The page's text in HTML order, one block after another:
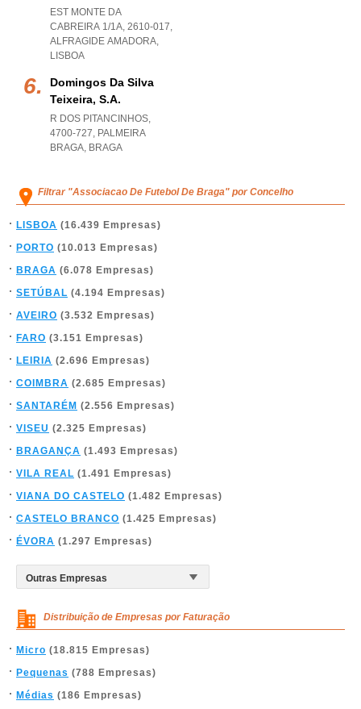
EST MONTE DA
CABREIRA 1/1A, 2610-017,
ALFRAGIDE AMADORA,
LISBOA
Domingos Da Silva
Teixeira, S.a.
R DOS PITANCINHOS,
4700-727, PALMEIRA
BRAGA, BRAGA
Filtrar "Associacao De Futebol De Braga" por Concelho
LISBOA (16.439 Empresas)
PORTO (10.013 Empresas)
BRAGA (6.078 Empresas)
SETÚBAL (4.194 Empresas)
AVEIRO (3.532 Empresas)
FARO (3.151 Empresas)
LEIRIA (2.696 Empresas)
COIMBRA (2.685 Empresas)
SANTARÉM (2.556 Empresas)
VISEU (2.325 Empresas)
BRAGANÇA (1.493 Empresas)
VILA REAL (1.491 Empresas)
VIANA DO CASTELO (1.482 Empresas)
CASTELO BRANCO (1.425 Empresas)
ÉVORA (1.297 Empresas)
Distribuição de Empresas por Faturação
Micro (18.815 Empresas)
Pequenas (788 Empresas)
Médias (186 Empresas)